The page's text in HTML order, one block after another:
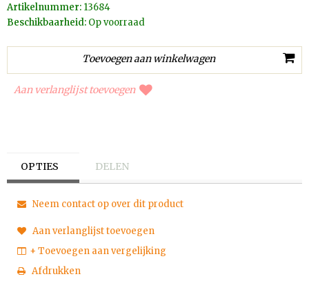
Artikelnummer: 13684
Beschikbaarheid: Op voorraad
Aan verlanglijst toevoegen
OPTIES DELEN
Neem contact op over dit product
Aan verlanglijst toevoegen
+ Toevoegen aan vergelijking
Afdrukken